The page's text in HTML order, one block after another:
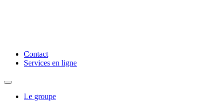
Anderlaine | Conseil – Expert comptable – Avocat – Audit
Contact
Services en ligne
Le groupe